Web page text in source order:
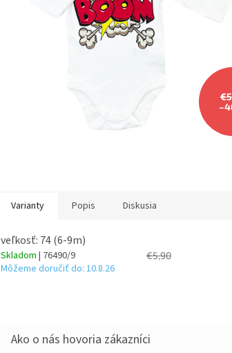
Varianty Popis Diskusia
veľkosť: 74 (6-9m)
Skladom | 76490/9
Môžeme doručiť do: 10.8.26
€5,90